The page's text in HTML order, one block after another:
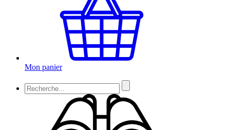
Mon panier